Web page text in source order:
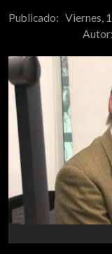
Publicado: Viernes,